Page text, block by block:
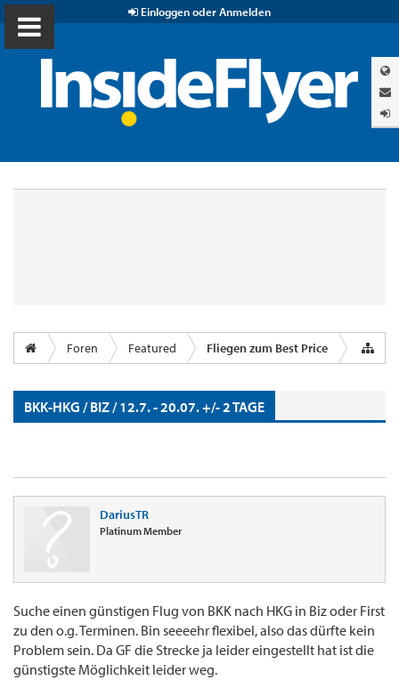
Einloggen oder Anmelden
Foren Featured Fliegen zum Best Price
BKK-HKG / BIZ / 12.7. - 20.07. +/- 2 TAGE
DariusTR
Platinum Member
Suche einen günstigen Flug von BKK nach HKG in Biz oder First
zu den o.g. Terminen. Bin seeeehr flexibel, also das dürfte kein
Problem sein. Da GF die Strecke ja leider eingestellt hat ist die
günstigste Möglichkeit leider weg.